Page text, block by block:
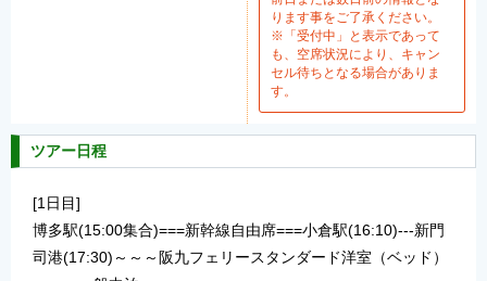
ります事をご了承ください。
※「受付中」と表示であって
も、空席状況により、キャン
セル待ちとなる場合がありま
す。
ツアー日程
[1日目]
博多駅(15:00集合)===新幹線自由席===小倉駅(16:10)---新門
司港(17:30)～～～阪九フェリースタンダード洋室（ベッド）